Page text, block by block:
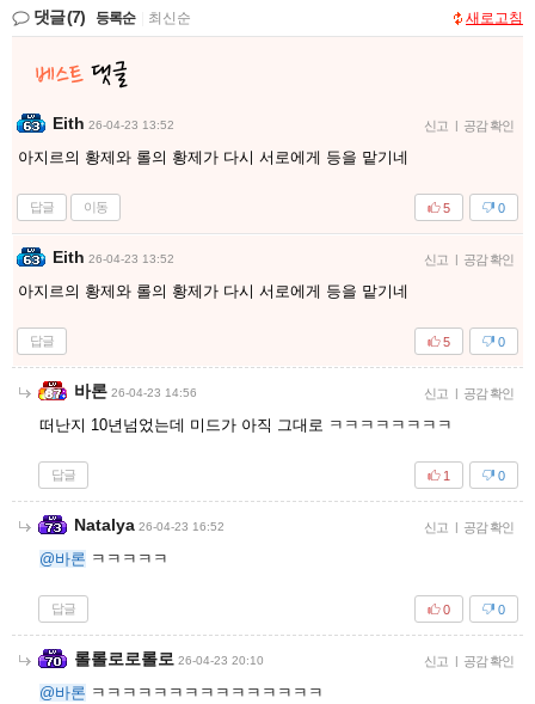
댓글(7) 등록순 최신순 새로고침
Eith 26-04-23 13:52 신고 | 공감 확인
아지르의 황제와 롤의 황제가 다시 서로에게 등을 맡기네
답글 이동 0
5
Eith 26-04-23 13:52 신고 | 공감 확인
아지르의 황제와 롤의 황제가 다시 서로에게 등을 맡기네
답글 0
5
바론 26-04-23 14:56 신고 | 공감 확인
떠난지 10년넘었는데 미드가 아직 그대로 ㅋㅋㅋㅋㅋㅋㅋㅋ
답글 0
1
Natalya 26-04-23 16:52 신고 | 공감 확인
@바론 ㅋㅋㅋㅋㅋ
답글 0
0
롤롤로로롤로 26-04-23 20:10 신고 | 공감 확인
@바론 ㅋㅋㅋㅋㅋㅋㅋㅋㅋㅋㅋㅋㅋㅋㅋ